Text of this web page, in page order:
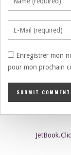
Enregistrer mon
pour mon prochain